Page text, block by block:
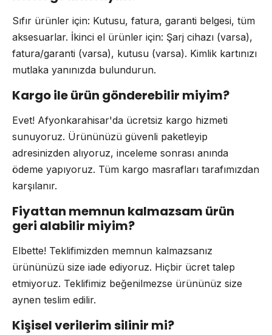
Sıfır ürünler için: Kutusu, fatura, garanti belgesi, tüm
aksesuarlar. İkinci el ürünler için: Şarj cihazı (varsa),
fatura/garanti (varsa), kutusu (varsa). Kimlik kartınızı
mutlaka yanınızda bulundurun.
Kargo ile ürün gönderebilir miyim?
Evet! Afyonkarahisar'da ücretsiz kargo hizmeti
sunuyoruz. Ürününüzü güvenli paketleyip
adresinizden alıyoruz, inceleme sonrası anında
ödeme yapıyoruz. Tüm kargo masrafları tarafımızdan
karşılanır.
Fiyattan memnun kalmazsam ürün
geri alabilir miyim?
Elbette! Teklifimizden memnun kalmazsanız
ürününüzü size iade ediyoruz. Hiçbir ücret talep
etmiyoruz. Teklifimiz beğenilmezse ürününüz size
aynen teslim edilir.
Kişisel verilerim silinir mi?